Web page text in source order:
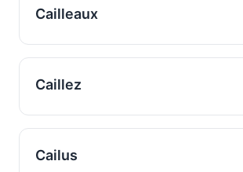
Cailleaux
Caillez
Cailus